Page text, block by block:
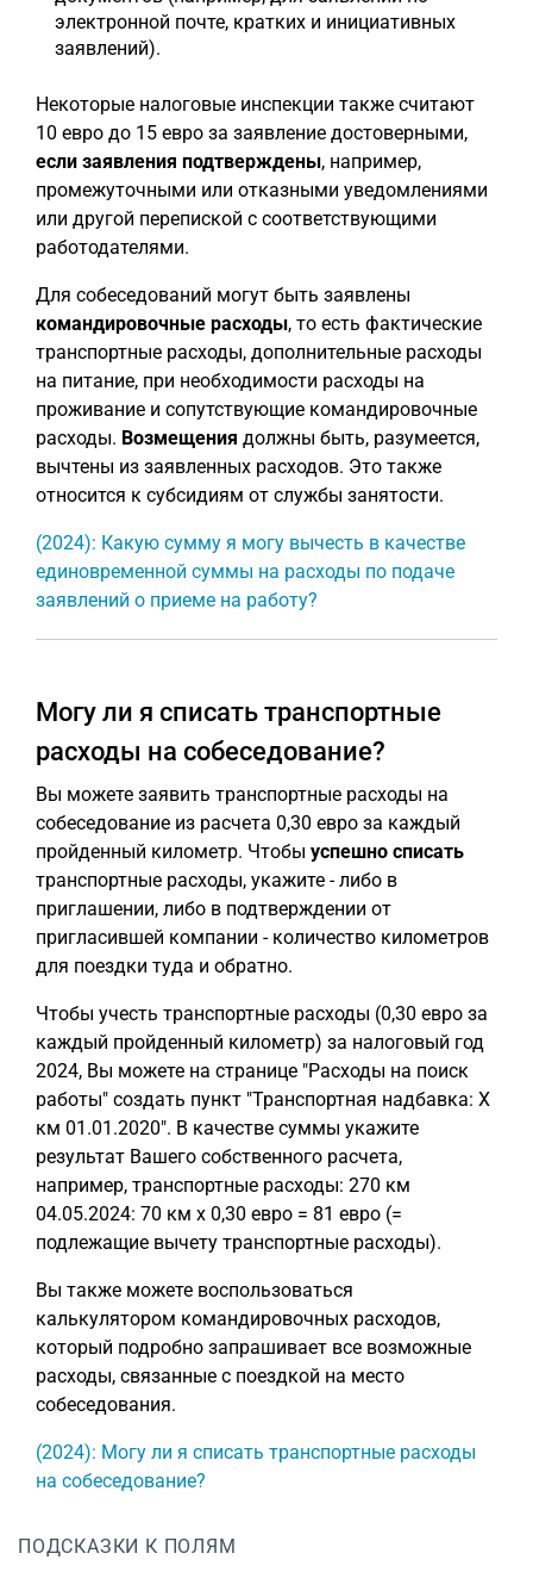
электронной почте, кратких и инициативных
заявлений).
Некоторые налоговые инспекции также считают
10 евро до 15 евро за заявление достоверными,
если заявления подтверждены, например,
промежуточными или отказными уведомлениями
или другой перепиской с соответствующими
работодателями.
Для собеседований могут быть заявлены
командировочные расходы, то есть фактические
транспортные расходы, дополнительные расходы
на питание, при необходимости расходы на
проживание и сопутствующие командировочные
расходы. Возмещения должны быть, разумеется,
вычтены из заявленных расходов. Это также
относится к субсидиям от службы занятости.
(2024): Какую сумму я могу вычесть в качестве
единовременной суммы на расходы по подаче
заявлений о приеме на работу?
Могу ли я списать транспортные
расходы на собеседование?
Вы можете заявить транспортные расходы на
собеседование из расчета 0,30 евро за каждый
пройденный километр. Чтобы успешно списать
транспортные расходы, укажите - либо в
приглашении, либо в подтверждении от
пригласившей компании - количество километров
для поездки туда и обратно.
Чтобы учесть транспортные расходы (0,30 евро за
каждый пройденный километр) за налоговый год
2024, Вы можете на странице "Расходы на поиск
работы" создать пункт "Транспортная надбавка: X
км 01.01.2020". В качестве суммы укажите
результат Вашего собственного расчета,
например, транспортные расходы: 270 км
04.05.2024: 70 км x 0,30 евро = 81 евро (=
подлежащие вычету транспортные расходы).
Вы также можете воспользоваться
калькулятором командировочных расходов,
который подробно запрашивает все возможные
расходы, связанные с поездкой на место
собеседования.
(2024): Могу ли я списать транспортные расходы
на собеседование?
ПОДСКАЗКИ К ПОЛЯМ